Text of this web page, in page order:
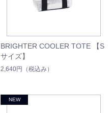
BRIGHTER COOLER TOTE 【S
サイズ】
2,640円 （税込み）